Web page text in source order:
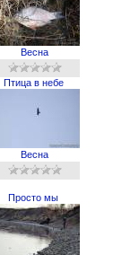
Весна
Птица в небе
Весна
Просто мы